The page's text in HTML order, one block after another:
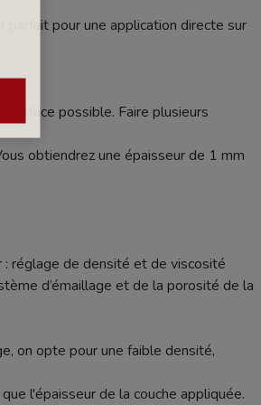
pour une application directe sur
surface possible. Faire plusieurs
obtiendrez une épaisseur de 1 mm
: réglage de densité et de viscosité
d’émaillage et de la porosité de la
on opte pour une faible densité,
l'épaisseur de la couche appliquée.